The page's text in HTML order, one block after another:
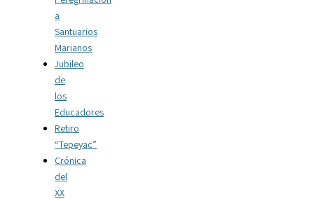
a
Santuarios
Marianos
Jubileo
de
los
Educadores
Retiro
“Tepeyac”
Crónica
del
XX